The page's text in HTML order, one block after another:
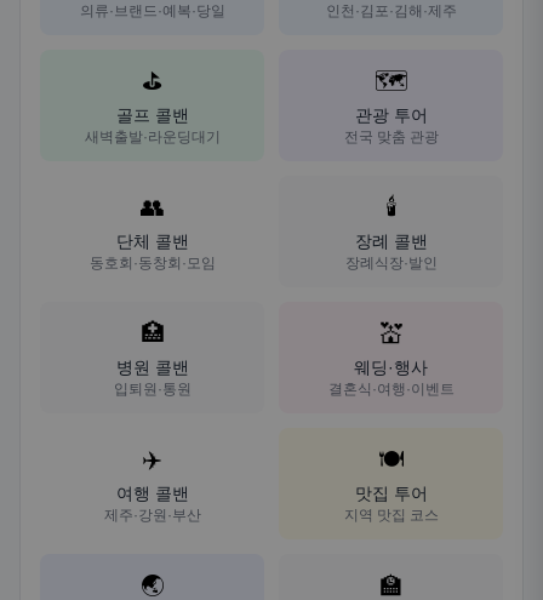
의류·브랜드·예복·당일 인천·김포·김해·제주
⛳
골프 콜밴
새벽출발·라운딩대기
🗺️
관광 투어
전국 맞춤 관광
👥
단체 콜밴
동호회·동창회·모임
🕯️
장례 콜밴
장례식장·발인
🏥
병원 콜밴
입퇴원·통원
💒
웨딩·행사
결혼식·여행·이벤트
✈️
여행 콜밴
제주·강원·부산
🍽️
맛집 투어
지역 맛집 코스
🌏 🏫